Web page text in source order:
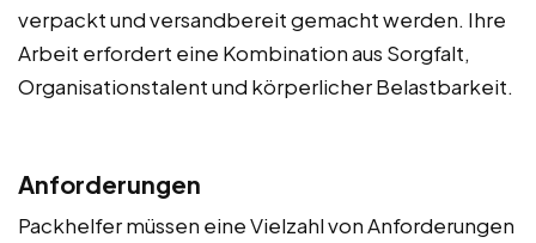
verpackt und versandbereit gemacht werden. Ihre
Arbeit erfordert eine Kombination aus Sorgfalt,
Organisationstalent und körperlicher Belastbarkeit.
Anforderungen
Packhelfer müssen eine Vielzahl von Anforderungen